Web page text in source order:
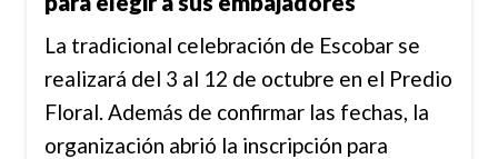
La tradicional celebración de Escobar se
realizará del 3 al 12 de octubre en el Predio
Floral. Además de confirmar las fechas, la
organización abrió la inscripción para